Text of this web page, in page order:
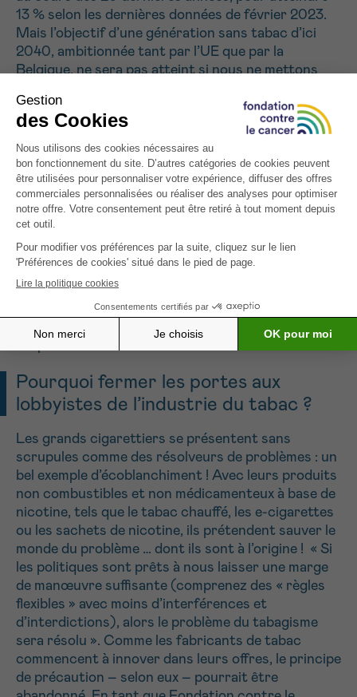
13 % selon les dernières données de février 2023.
Mais l’objectif d’une génération sans tabac d’ici
2040, ambitionnée tant par l’UE que par la
Belgique, ne sera pas atteint si nous ne mettons
mesures de la CCLAT. Il est donc urgent
d’accélérer la mise en œuvre, comme le montrent
les analyses de tendances rendues publiques par
Sciensano la semaine dernière. Un certain nombre
de mesures supplémentaires sont prévues dans le
plan anti-tabac de décembre 2022. Par exemple, il
est très urgent d’interdire l’exposition des
calendrier prévu dans le plan, à savoir fin 2025,
devrait être avancé à fin 2023 pour la Fondation
contre le Cancer. En effet, pourquoi attendre la fin
de l’année 2025 et risquer entre-temps une
nouvelle épidémie de dépendance à la nicotine chez
Pourquoi fermer les portes aux
lobbyistes de l’industrie du tabac ?
Les grands cigarettiers se présentent sans
scrupules comme des résolveurs de problèmes : un
bel exemple d’écoblanchiment ! Avec leurs produits
non combustibles et non médicamenteux à base de
nicotine, tels que le tabac chauffé, les e-cigarettes
ou les sachets de nicotine, ils prétendent sauver le
monde du problème … dont ils sont à l’origine ! « Si
les politiques sont prêts à nous laisser une marge
de manœuvre suffisante (comprenez des « règles
flexibles » avec moins d’interférences et
d’interdictions), alors le problème du tabagisme
sera résolu ». Comme les fabricants de tabac
commencent à innover dans leurs offres, le principe
de précaution – selon eux – pourrait être